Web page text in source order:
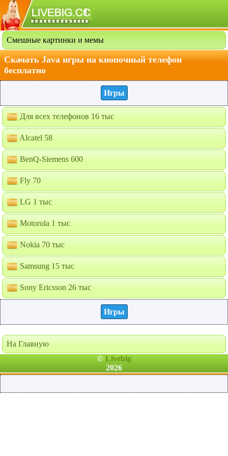
Смешные картинки и мемы
Скачать Java игры на кнопочный телефон
бесплатно
Игры
Для всех телефонов 16 тыс
Alcatel 58
BenQ-Siemens 600
Fly 70
LG 1 тыс
Motorola 1 тыс
Nokia 70 тыс
Samsung 15 тыс
Sony Ericsson 26 тыс
Игры
На Главную
© Livebig
2026